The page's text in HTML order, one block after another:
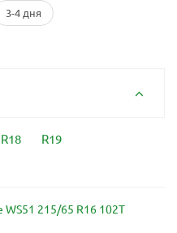
3-4 дня
R18 R19
215/65 R16 102T